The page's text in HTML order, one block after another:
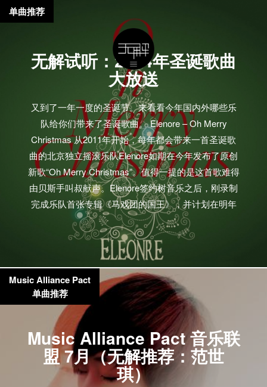
无解试听：2014年圣诞歌曲
大放送
又到了一年一度的圣诞节。来看看今年国内外哪些乐
队给你们带来了圣诞歌曲。 Elenore – Oh Merry
Christmas 从2011年开始，每年都会带来一首圣诞歌
曲的北京独立摇滚乐队Elenore如期在今年发布了原创
新歌“Oh Merry Christmas”。值得一提的是这首歌难得
由贝斯手叫叔献声。Elenore签约树音乐之后，刚录制
完成乐队首张专辑《马戏团的国王》，并计划在明年
发行。 [audio:https://www.wooozy.cn/wp-
content/uploads/audio/Elenore%20-
%20Oh%20Merry%20Christmas.mp3] 梁晓雪 – 早点
回家 又是一个每年圣诞歌曲如约而至的艺人。可能是
出国留学的经历，造就了梁晓雪的圣诞情结。今年的
圣诞歌曲“早点回家”。
[audio:https://www.wooozy.cn/wp-
content/uploads/audio/Kulu%20-
%20A%20Long%20Way%20to%20be%20Home.mp3]
Monster KaR – 等圣诞 广州城市画报美编Gary化身为
怪兽阿佧，即将在明年1月1日发行第二张概念专辑
单曲推荐
Music Alliance Pact 音乐联
盟 7月（无解推荐：范世
琪）
Music Alliance Pact
单曲推荐